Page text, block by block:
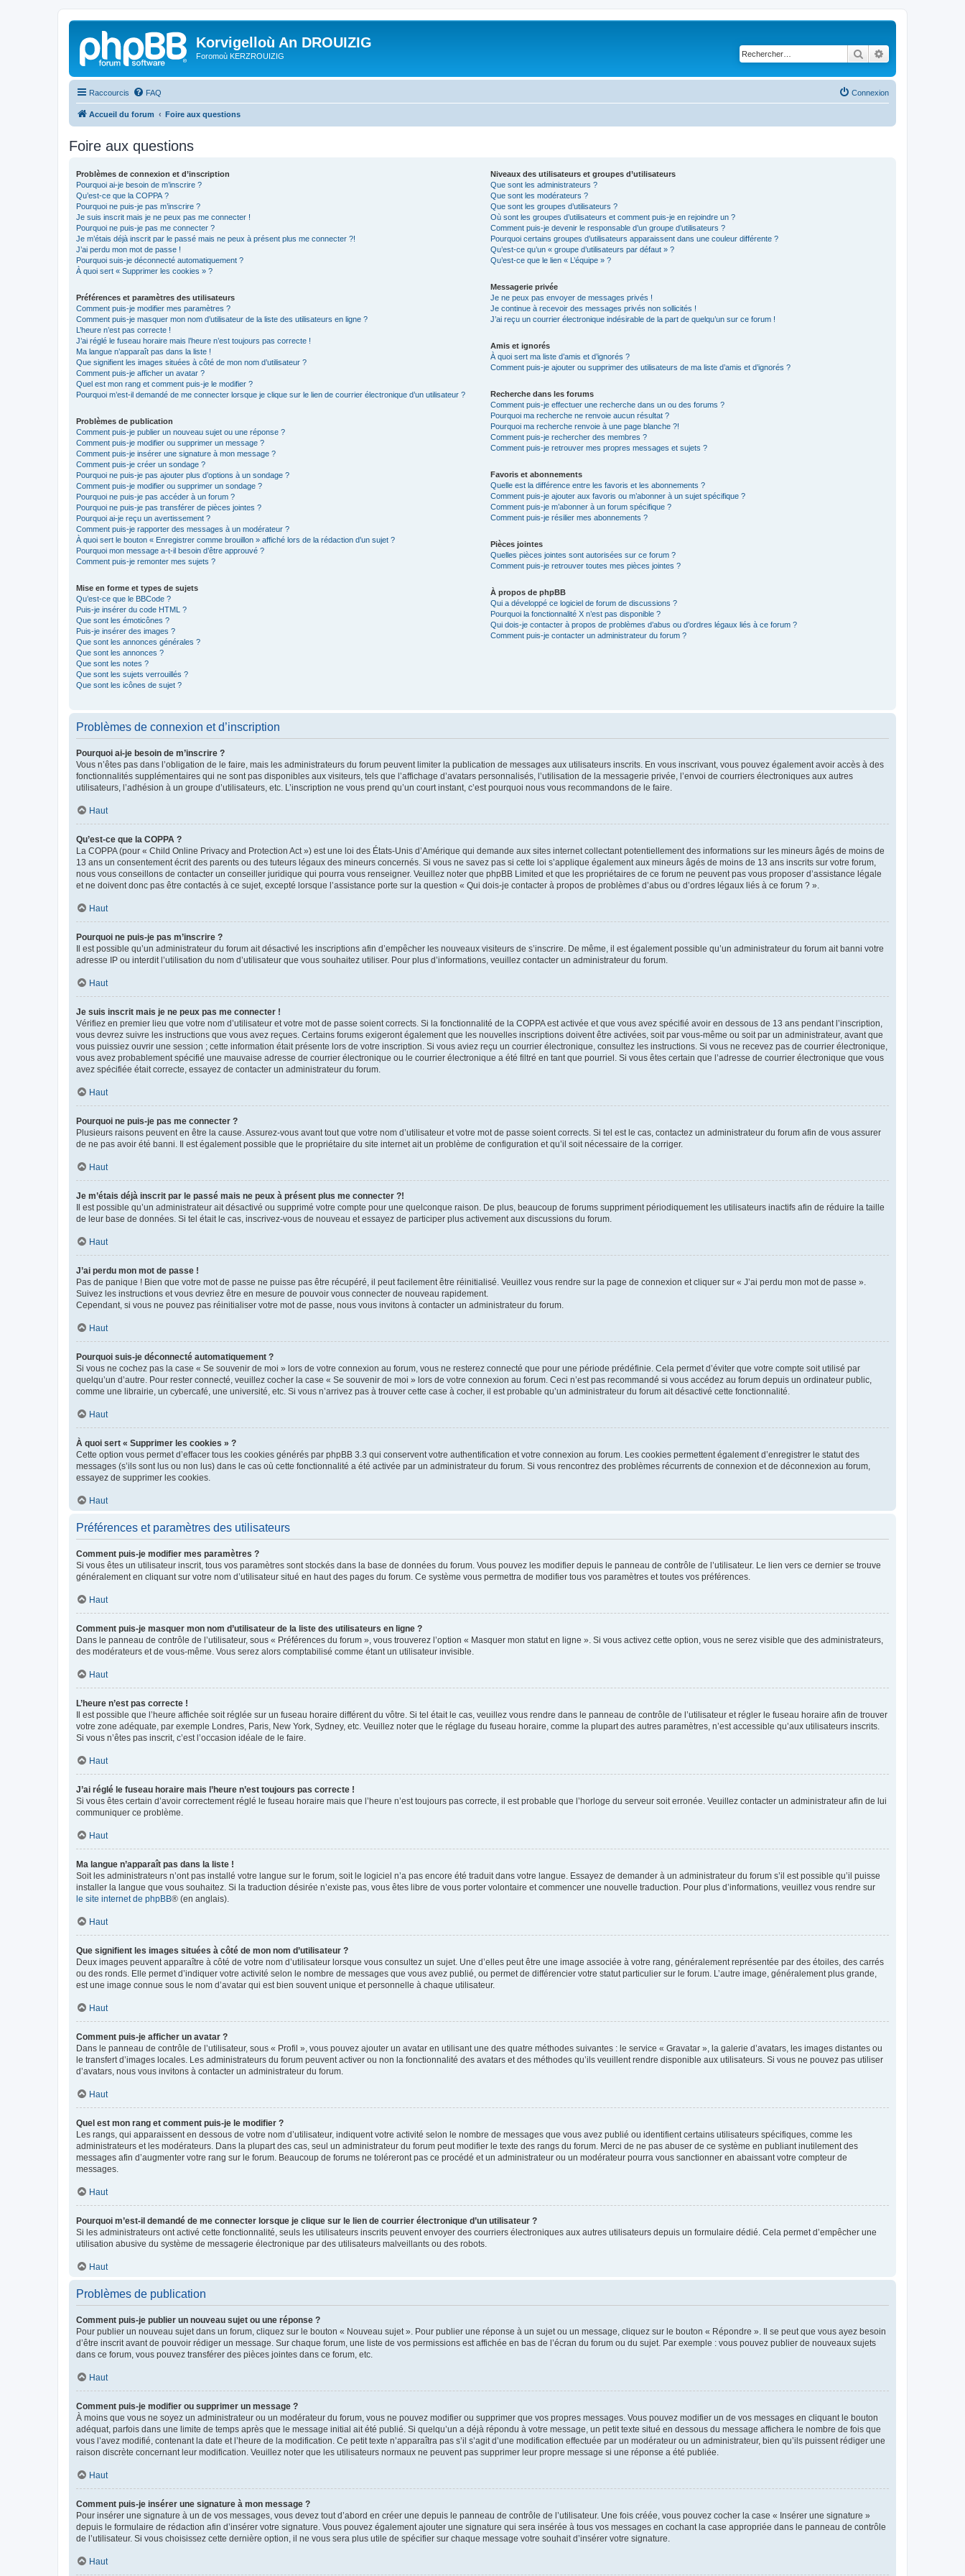
Korvigelloù An DROUIZIG
Foromoù KERZROUIZIG Rechercher
Raccourcis FAQ Connexion
Accueil du forum Foire aux questions
Foire aux questions
Problèmes de connexion et d’inscription
Pourquoi ai-je besoin de m’inscrire ?
Qu’est-ce que la COPPA ?
Pourquoi ne puis-je pas m’inscrire ?
Je suis inscrit mais je ne peux pas me connecter !
Pourquoi ne puis-je pas me connecter ?
Je m’étais déjà inscrit par le passé mais ne peux à présent plus me connecter ?!
J’ai perdu mon mot de passe !
Pourquoi suis-je déconnecté automatiquement ?
À quoi sert « Supprimer les cookies » ?
Préférences et paramètres des utilisateurs
Comment puis-je modifier mes paramètres ?
Comment puis-je masquer mon nom d’utilisateur de la liste des utilisateurs en ligne ?
L’heure n’est pas correcte !
J’ai réglé le fuseau horaire mais l’heure n’est toujours pas correcte !
Ma langue n’apparaît pas dans la liste !
Que signifient les images situées à côté de mon nom d’utilisateur ?
Comment puis-je afficher un avatar ?
Quel est mon rang et comment puis-je le modifier ?
Pourquoi m’est-il demandé de me connecter lorsque je clique sur le lien de courrier électronique d’un utilisateur ?
Problèmes de publication
Comment puis-je publier un nouveau sujet ou une réponse ?
Comment puis-je modifier ou supprimer un message ?
Comment puis-je insérer une signature à mon message ?
Comment puis-je créer un sondage ?
Pourquoi ne puis-je pas ajouter plus d’options à un sondage ?
Comment puis-je modifier ou supprimer un sondage ?
Pourquoi ne puis-je pas accéder à un forum ?
Pourquoi ne puis-je pas transférer de pièces jointes ?
Pourquoi ai-je reçu un avertissement ?
Comment puis-je rapporter des messages à un modérateur ?
À quoi sert le bouton « Enregistrer comme brouillon » affiché lors de la rédaction d’un sujet ?
Pourquoi mon message a-t-il besoin d’être approuvé ?
Comment puis-je remonter mes sujets ?
Mise en forme et types de sujets
Qu’est-ce que le BBCode ?
Puis-je insérer du code HTML ?
Que sont les émoticônes ?
Puis-je insérer des images ?
Que sont les annonces générales ?
Que sont les annonces ?
Que sont les notes ?
Que sont les sujets verrouillés ?
Que sont les icônes de sujet ?
Niveaux des utilisateurs et groupes d’utilisateurs
Que sont les administrateurs ?
Que sont les modérateurs ?
Que sont les groupes d’utilisateurs ?
Où sont les groupes d’utilisateurs et comment puis-je en rejoindre un ?
Comment puis-je devenir le responsable d’un groupe d’utilisateurs ?
Pourquoi certains groupes d’utilisateurs apparaissent dans une couleur différente ?
Qu’est-ce qu’un « groupe d’utilisateurs par défaut » ?
Qu’est-ce que le lien « L’équipe » ?
Messagerie privée
Je ne peux pas envoyer de messages privés !
Je continue à recevoir des messages privés non sollicités !
J’ai reçu un courrier électronique indésirable de la part de quelqu’un sur ce forum !
Amis et ignorés
À quoi sert ma liste d’amis et d’ignorés ?
Comment puis-je ajouter ou supprimer des utilisateurs de ma liste d’amis et d’ignorés ?
Recherche dans les forums
Comment puis-je effectuer une recherche dans un ou des forums ?
Pourquoi ma recherche ne renvoie aucun résultat ?
Pourquoi ma recherche renvoie à une page blanche ?!
Comment puis-je rechercher des membres ?
Comment puis-je retrouver mes propres messages et sujets ?
Favoris et abonnements
Quelle est la différence entre les favoris et les abonnements ?
Comment puis-je ajouter aux favoris ou m’abonner à un sujet spécifique ?
Comment puis-je m’abonner à un forum spécifique ?
Comment puis-je résilier mes abonnements ?
Pièces jointes
Quelles pièces jointes sont autorisées sur ce forum ?
Comment puis-je retrouver toutes mes pièces jointes ?
À propos de phpBB
Qui a développé ce logiciel de forum de discussions ?
Pourquoi la fonctionnalité X n’est pas disponible ?
Qui dois-je contacter à propos de problèmes d’abus ou d’ordres légaux liés à ce forum ?
Comment puis-je contacter un administrateur du forum ?
Problèmes de connexion et d’inscription
Pourquoi ai-je besoin de m’inscrire ?
Vous n’êtes pas dans l’obligation de le faire, mais les administrateurs du forum peuvent limiter la publication de messages aux utilisateurs inscrits. En vous inscrivant, vous pouvez également avoir accès à des
fonctionnalités supplémentaires qui ne sont pas disponibles aux visiteurs, tels que l’affichage d’avatars personnalisés, l’utilisation de la messagerie privée, l’envoi de courriers électroniques aux autres
utilisateurs, l’adhésion à un groupe d’utilisateurs, etc. L’inscription ne vous prend qu’un court instant, c’est pourquoi nous vous recommandons de le faire.
Haut
Qu’est-ce que la COPPA ?
La COPPA (pour « Child Online Privacy and Protection Act ») est une loi des États-Unis d’Amérique qui demande aux sites internet collectant potentiellement des informations sur les mineurs âgés de moins de
13 ans un consentement écrit des parents ou des tuteurs légaux des mineurs concernés. Si vous ne savez pas si cette loi s’applique également aux mineurs âgés de moins de 13 ans inscrits sur votre forum,
nous vous conseillons de contacter un conseiller juridique qui pourra vous renseigner. Veuillez noter que phpBB Limited et que les propriétaires de ce forum ne peuvent pas vous proposer d’assistance légale
et ne doivent donc pas être contactés à ce sujet, excepté lorsque l’assistance porte sur la question « Qui dois-je contacter à propos de problèmes d’abus ou d’ordres légaux liés à ce forum ? ».
Haut
Pourquoi ne puis-je pas m’inscrire ?
Il est possible qu’un administrateur du forum ait désactivé les inscriptions afin d’empêcher les nouveaux visiteurs de s’inscrire. De même, il est également possible qu’un administrateur du forum ait banni votre
adresse IP ou interdit l’utilisation du nom d’utilisateur que vous souhaitez utiliser. Pour plus d’informations, veuillez contacter un administrateur du forum.
Haut
Je suis inscrit mais je ne peux pas me connecter !
Vérifiez en premier lieu que votre nom d’utilisateur et votre mot de passe soient corrects. Si la fonctionnalité de la COPPA est activée et que vous avez spécifié avoir en dessous de 13 ans pendant l’inscription,
vous devrez suivre les instructions que vous avez reçues. Certains forums exigeront également que les nouvelles inscriptions doivent être activées, soit par vous-même ou soit par un administrateur, avant que
vous puissiez ouvrir une session ; cette information était présente lors de votre inscription. Si vous aviez reçu un courrier électronique, consultez les instructions. Si vous ne recevez pas de courrier électronique,
vous avez probablement spécifié une mauvaise adresse de courrier électronique ou le courrier électronique a été filtré en tant que pourriel. Si vous êtes certain que l’adresse de courrier électronique que vous
avez spécifiée était correcte, essayez de contacter un administrateur du forum.
Haut
Pourquoi ne puis-je pas me connecter ?
Plusieurs raisons peuvent en être la cause. Assurez-vous avant tout que votre nom d’utilisateur et votre mot de passe soient corrects. Si tel est le cas, contactez un administrateur du forum afin de vous assurer
de ne pas avoir été banni. Il est également possible que le propriétaire du site internet ait un problème de configuration et qu’il soit nécessaire de la corriger.
Haut
Je m’étais déjà inscrit par le passé mais ne peux à présent plus me connecter ?!
Il est possible qu’un administrateur ait désactivé ou supprimé votre compte pour une quelconque raison. De plus, beaucoup de forums suppriment périodiquement les utilisateurs inactifs afin de réduire la taille
de leur base de données. Si tel était le cas, inscrivez-vous de nouveau et essayez de participer plus activement aux discussions du forum.
Haut
J’ai perdu mon mot de passe !
Pas de panique ! Bien que votre mot de passe ne puisse pas être récupéré, il peut facilement être réinitialisé. Veuillez vous rendre sur la page de connexion et cliquer sur « J’ai perdu mon mot de passe ».
Suivez les instructions et vous devriez être en mesure de pouvoir vous connecter de nouveau rapidement.
Cependant, si vous ne pouvez pas réinitialiser votre mot de passe, nous vous invitons à contacter un administrateur du forum.
Haut
Pourquoi suis-je déconnecté automatiquement ?
Si vous ne cochez pas la case « Se souvenir de moi » lors de votre connexion au forum, vous ne resterez connecté que pour une période prédéfinie. Cela permet d’éviter que votre compte soit utilisé par
quelqu’un d’autre. Pour rester connecté, veuillez cocher la case « Se souvenir de moi » lors de votre connexion au forum. Ceci n’est pas recommandé si vous accédez au forum depuis un ordinateur public,
comme une librairie, un cybercafé, une université, etc. Si vous n’arrivez pas à trouver cette case à cocher, il est probable qu’un administrateur du forum ait désactivé cette fonctionnalité.
Haut
À quoi sert « Supprimer les cookies » ?
Cette option vous permet d’effacer tous les cookies générés par phpBB 3.3 qui conservent votre authentification et votre connexion au forum. Les cookies permettent également d’enregistrer le statut des
messages (s’ils sont lus ou non lus) dans le cas où cette fonctionnalité a été activée par un administrateur du forum. Si vous rencontrez des problèmes récurrents de connexion et de déconnexion au forum,
essayez de supprimer les cookies.
Haut
Préférences et paramètres des utilisateurs
Comment puis-je modifier mes paramètres ?
Si vous êtes un utilisateur inscrit, tous vos paramètres sont stockés dans la base de données du forum. Vous pouvez les modifier depuis le panneau de contrôle de l’utilisateur. Le lien vers ce dernier se trouve
généralement en cliquant sur votre nom d’utilisateur situé en haut des pages du forum. Ce système vous permettra de modifier tous vos paramètres et toutes vos préférences.
Haut
Comment puis-je masquer mon nom d’utilisateur de la liste des utilisateurs en ligne ?
Dans le panneau de contrôle de l’utilisateur, sous « Préférences du forum », vous trouverez l’option « Masquer mon statut en ligne ». Si vous activez cette option, vous ne serez visible que des administrateurs,
des modérateurs et de vous-même. Vous serez alors comptabilisé comme étant un utilisateur invisible.
Haut
L’heure n’est pas correcte !
Il est possible que l’heure affichée soit réglée sur un fuseau horaire différent du vôtre. Si tel était le cas, veuillez vous rendre dans le panneau de contrôle de l’utilisateur et régler le fuseau horaire afin de trouver
votre zone adéquate, par exemple Londres, Paris, New York, Sydney, etc. Veuillez noter que le réglage du fuseau horaire, comme la plupart des autres paramètres, n’est accessible qu’aux utilisateurs inscrits.
Si vous n’êtes pas inscrit, c’est l’occasion idéale de le faire.
Haut
J’ai réglé le fuseau horaire mais l’heure n’est toujours pas correcte !
Si vous êtes certain d’avoir correctement réglé le fuseau horaire mais que l’heure n’est toujours pas correcte, il est probable que l’horloge du serveur soit erronée. Veuillez contacter un administrateur afin de lui
communiquer ce problème.
Haut
Ma langue n’apparaît pas dans la liste !
Soit les administrateurs n’ont pas installé votre langue sur le forum, soit le logiciel n’a pas encore été traduit dans votre langue. Essayez de demander à un administrateur du forum s’il est possible qu’il puisse
installer la langue que vous souhaitez. Si la traduction désirée n’existe pas, vous êtes libre de vous porter volontaire et commencer une nouvelle traduction. Pour plus d’informations, veuillez vous rendre sur
le site internet de phpBB® (en anglais).
Haut
Que signifient les images situées à côté de mon nom d’utilisateur ?
Deux images peuvent apparaître à côté de votre nom d’utilisateur lorsque vous consultez un sujet. Une d’elles peut être une image associée à votre rang, généralement représentée par des étoiles, des carrés
ou des ronds. Elle permet d’indiquer votre activité selon le nombre de messages que vous avez publié, ou permet de différencier votre statut particulier sur le forum. L’autre image, généralement plus grande,
est une image connue sous le nom d’avatar qui est bien souvent unique et personnelle à chaque utilisateur.
Haut
Comment puis-je afficher un avatar ?
Dans le panneau de contrôle de l’utilisateur, sous « Profil », vous pouvez ajouter un avatar en utilisant une des quatre méthodes suivantes : le service « Gravatar », la galerie d’avatars, les images distantes ou
le transfert d’images locales. Les administrateurs du forum peuvent activer ou non la fonctionnalité des avatars et des méthodes qu’ils veuillent rendre disponible aux utilisateurs. Si vous ne pouvez pas utiliser
d’avatars, nous vous invitons à contacter un administrateur du forum.
Haut
Quel est mon rang et comment puis-je le modifier ?
Les rangs, qui apparaissent en dessous de votre nom d’utilisateur, indiquent votre activité selon le nombre de messages que vous avez publié ou identifient certains utilisateurs spécifiques, comme les
administrateurs et les modérateurs. Dans la plupart des cas, seul un administrateur du forum peut modifier le texte des rangs du forum. Merci de ne pas abuser de ce système en publiant inutilement des
messages afin d’augmenter votre rang sur le forum. Beaucoup de forums ne toléreront pas ce procédé et un administrateur ou un modérateur pourra vous sanctionner en abaissant votre compteur de
messages.
Haut
Pourquoi m’est-il demandé de me connecter lorsque je clique sur le lien de courrier électronique d’un utilisateur ?
Si les administrateurs ont activé cette fonctionnalité, seuls les utilisateurs inscrits peuvent envoyer des courriers électroniques aux autres utilisateurs depuis un formulaire dédié. Cela permet d’empêcher une
utilisation abusive du système de messagerie électronique par des utilisateurs malveillants ou des robots.
Haut
Problèmes de publication
Comment puis-je publier un nouveau sujet ou une réponse ?
Pour publier un nouveau sujet dans un forum, cliquez sur le bouton « Nouveau sujet ». Pour publier une réponse à un sujet ou un message, cliquez sur le bouton « Répondre ». Il se peut que vous ayez besoin
d’être inscrit avant de pouvoir rédiger un message. Sur chaque forum, une liste de vos permissions est affichée en bas de l’écran du forum ou du sujet. Par exemple : vous pouvez publier de nouveaux sujets
dans ce forum, vous pouvez transférer des pièces jointes dans ce forum, etc.
Haut
Comment puis-je modifier ou supprimer un message ?
À moins que vous ne soyez un administrateur ou un modérateur du forum, vous ne pouvez modifier ou supprimer que vos propres messages. Vous pouvez modifier un de vos messages en cliquant le bouton
adéquat, parfois dans une limite de temps après que le message initial ait été publié. Si quelqu’un a déjà répondu à votre message, un petit texte situé en dessous du message affichera le nombre de fois que
vous l’avez modifié, contenant la date et l’heure de la modification. Ce petit texte n’apparaîtra pas s’il s’agit d’une modification effectuée par un modérateur ou un administrateur, bien qu’ils puissent rédiger une
raison discrète concernant leur modification. Veuillez noter que les utilisateurs normaux ne peuvent pas supprimer leur propre message si une réponse a été publiée.
Haut
Comment puis-je insérer une signature à mon message ?
Pour insérer une signature à un de vos messages, vous devez tout d’abord en créer une depuis le panneau de contrôle de l’utilisateur. Une fois créée, vous pouvez cocher la case « Insérer une signature »
depuis le formulaire de rédaction afin d’insérer votre signature. Vous pouvez également ajouter une signature qui sera insérée à tous vos messages en cochant la case appropriée dans le panneau de contrôle
de l’utilisateur. Si vous choisissez cette dernière option, il ne vous sera plus utile de spécifier sur chaque message votre souhait d’insérer votre signature.
Haut